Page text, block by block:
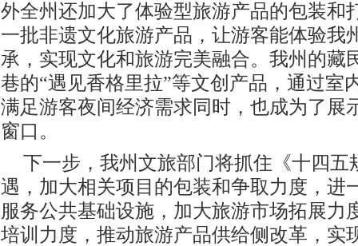
外全州还加大了体验型旅游产品的包装和
一批非遗文化旅游产品，让游客能体验我
承，实现文化和旅游完美融合。我州的藏
巷的“遇见香格里拉”等文创产品，通过室
满足游客夜间经济需求同时，也成为了展
窗口。
下一步，我州文旅部门将抓住《十四五
遇，加大相关项目的包装和争取力度，进
服务公共基础设施，加大旅游市场拓展力
培训力度，推动旅游产品供给侧改革，实